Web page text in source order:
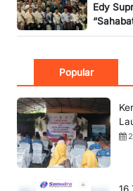
Edy
Popular
16